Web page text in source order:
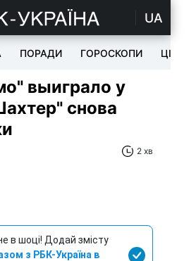
UA
ПОРАДИ ГОРОСКОПИ ЦІКАВЕ
выиграло у
снова
2 хв
в шоці! Додай змісту
з РБК-Україна в